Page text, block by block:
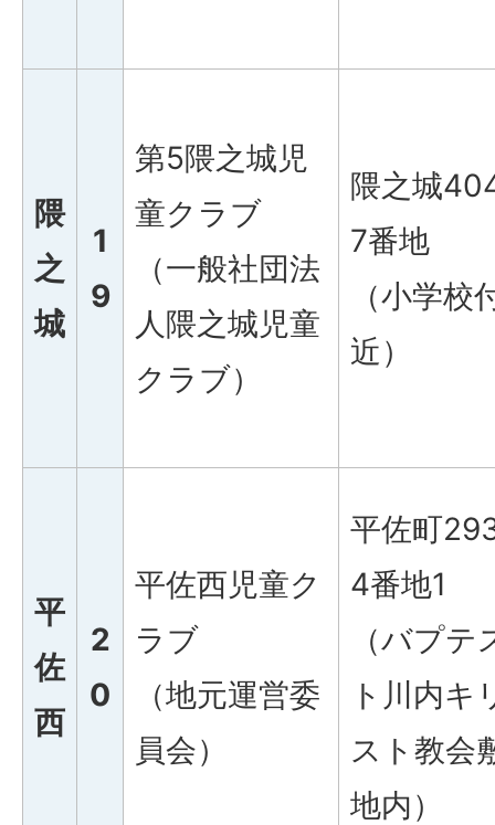
隈
之
城
1
9
第5隈之城児
童クラブ
（一般社団法
人隈之城児童
クラブ）
隈之城
7番地
（小学校
近）
平
佐
西
2
0
平佐西児童ク
ラブ
（地元運営委
員会）
平佐町
4番地1
（バプテ
ト川内キ
スト教会
地内）